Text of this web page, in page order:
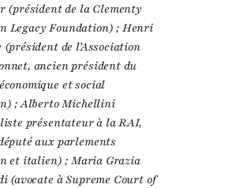
(président de la Clementy
Legacy Foundation) ; Henri
(président de l’Association
ancien président du
et social
; Alberto Michellini
présentateur à la RAI,
aux parlements
et italien) ; Maria Grazia
(avocate à Supreme Court of